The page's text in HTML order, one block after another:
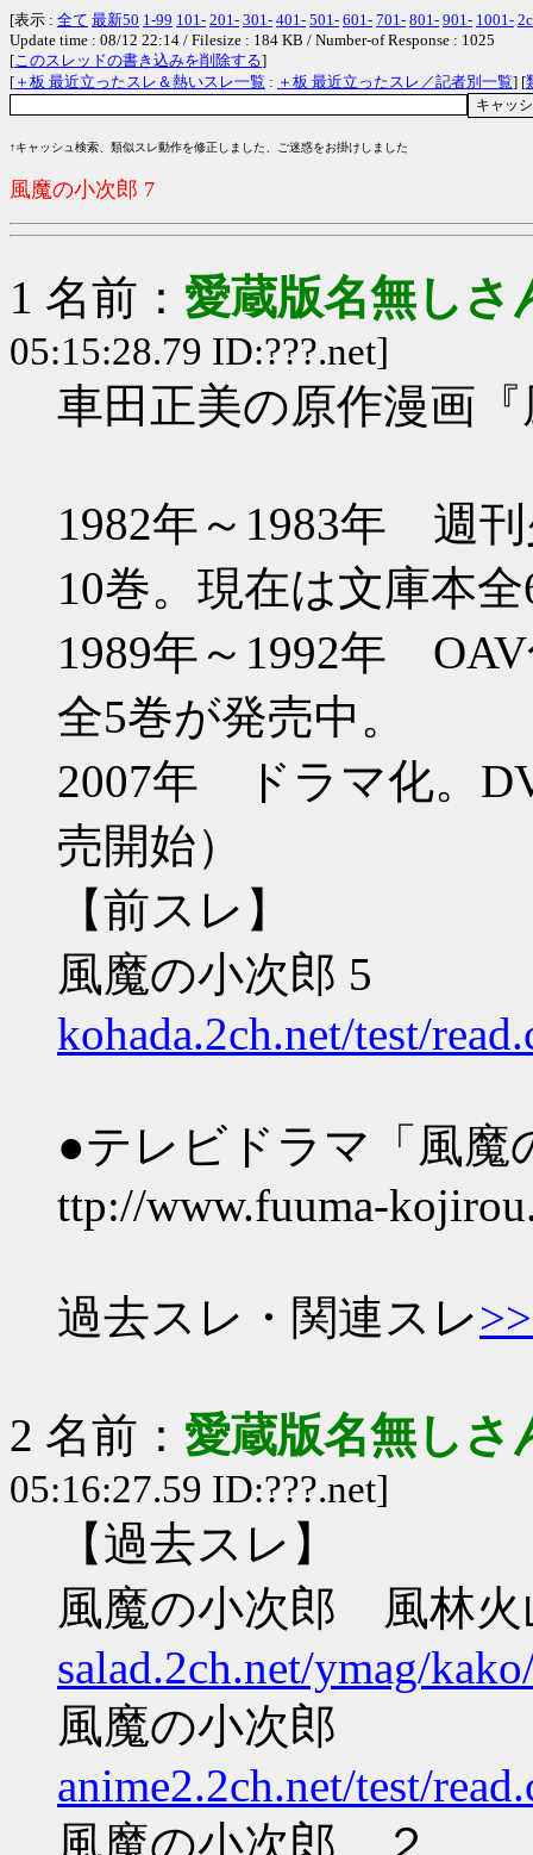
[表示 : 全て 最新50 1-99 101- 201- 301- 401- 501- 601- 701- 801- 901- 1001-
Update time : 08/12 22:14 / Filesize : 184 KB / Number-of Response : 1025
[このスレッドの書き込みを削除する]
[ ＋板 最近立ったスレ＆熱いスレ一覧 : ＋板 最近立ったスレ／記者別一覧] [
↑キャッシュ検索、類似スレ動作を修正しました、ご迷惑をお掛けしました
風魔の小次郎 7
1 名前： 愛蔵版名無しさ
05:15:28.79 ID:???.net]
車田正美の原作漫画
1982年～1983年 週
10巻。現在は文庫本
1989年～1992年
全5巻が発売中。
2007年 ドラマ化。
売開始）
【前スレ】
風魔の小次郎 5
kohada.2ch.net/test/
●テレビドラマ「風
ttp://www.fuuma-
過去スレ・関連スレ
2 名前： 愛蔵版名無しさ
05:16:27.59 ID:???.net]
【過去スレ】
風魔の小次郎 風林火
salad.2ch.net/ymag/
風魔の小次郎
anime2.2ch.net/test/
風魔の小次郎 ２